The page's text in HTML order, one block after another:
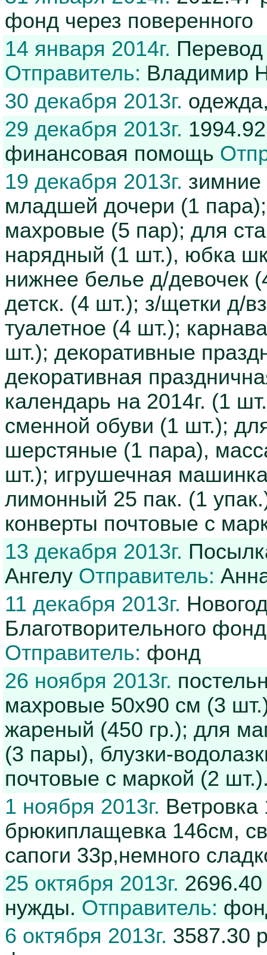
фонд через поверенного
14 января 2014г.
Отправитель: Владимир
30 декабря 2013г.
29 декабря 2013г.
финансовая помощь
19 декабря 2013г. зимние
младшей дочери (1 пара);
махровые (5 пар); для
нарядный (1 шт.), юбка
нижнее белье д/девочек
детск. (4 шт.); з/щетки д/
туалетное (4 шт.);
шт.); декоративные
декоративная
календарь на 2014г. (1
сменной обуви (1 шт.);
шерстяные (1 пара),
шт.); игрушечная
лимонный 25 пак. (1
конверты почтовые с
13 декабря 2013г.
Ангелу Отправитель:
11 декабря 2013г.
Благотворительного
Отправитель: фонд
26 ноября 2013г.
махровые 50х90 см (3
жареный (450 гр.); для
(3 пары), блузки-
почтовые с маркой (2
1 ноября 2013г.
брюкиплащевка 146см,
сапоги 33р,немного
25 октября 2013г.
нужды. Отправитель:
6 октября 2013г. 3587.30